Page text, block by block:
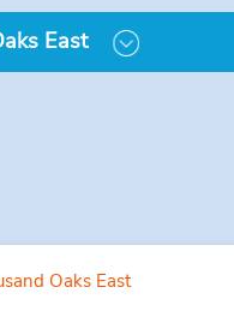
East
Oaks East